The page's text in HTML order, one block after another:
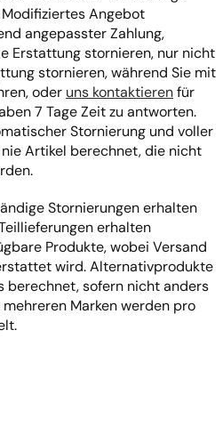
Angebot
angepasster Zahlung,
Erstattung stornieren, nur nicht
stornieren, während Sie mit
oder uns kontaktierenfür
7 Tage Zeit zu antworten.
Stornierung und voller
Artikel berechnet, die nicht
Stornierungen erhalten
erhalten
Produkte, wobei Versand
wird. Alternativprodukte
berechnet, sofern nicht anders
Marken werden pro